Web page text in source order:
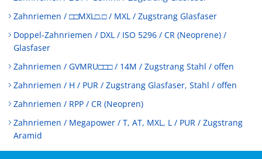
Zahnriemen / □□MXL□.□ / MXL / Zugstrang Glasfaser
Doppel-Zahnriemen / DXL / ISO 5296 / CR (Neoprene) /
Glasfaser
Zahnriemen / GVMRU□□□ / 14M / Zugstrang Stahl / offen
Zahnriemen / H / PUR / Zugstrang Glasfaser, Stahl / offen
Zahnriemen / RPP / CR (Neopren)
Zahnriemen / Megapower / T, AT, MXL, L / PUR / Zugstrang
Aramid